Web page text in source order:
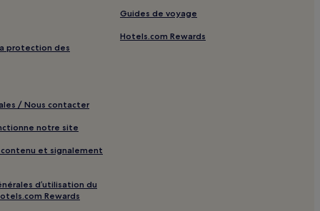
protection des
/ Nous contacter
notre site
et signalement
d’utilisation du
Rewards
Guides de voyage
Hotels.com Rewards